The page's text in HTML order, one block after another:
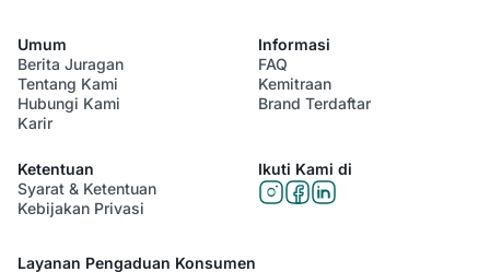
Umum
Berita Juragan
Tentang Kami
Hubungi Kami
Karir
Informasi
FAQ
Kemitraan
Brand Terdaftar
Ketentuan
Syarat & Ketentuan
Kebijakan Privasi
Ikuti Kami di
Layanan Pengaduan Konsumen